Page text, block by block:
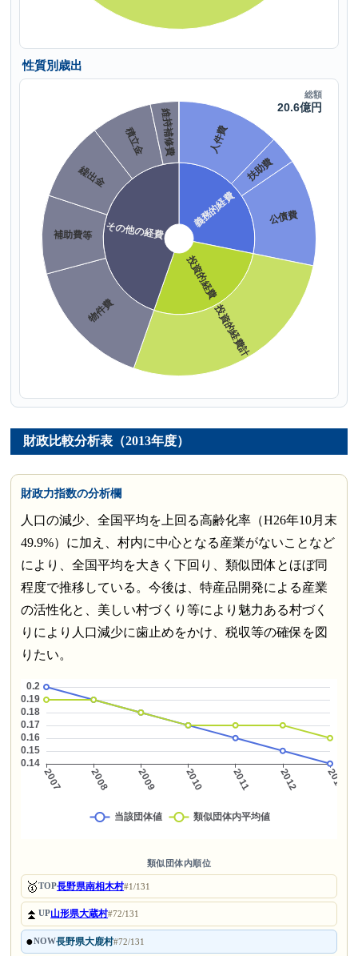
性質別歳出
財政比較分析表（2013年度）
財政力指数の分析欄
人口の減少、全国平均を上回る高齢化率（H26年10月末
49.9%）に加え、村内に中心となる産業がないことなど
により、全国平均を大きく下回り、類似団体とほぼ同
程度で推移している。今後は、特産品開発による産業
の活性化と、美しい村づくり等により魅力ある村づく
りにより人口減少に歯止めをかけ、税収等の確保を図
りたい。
類似団体内順位
🥇TOP長野県南相木村#1/131
⏫UP山形県大蔵村#72/131
●NOW長野県大鹿村#72/131